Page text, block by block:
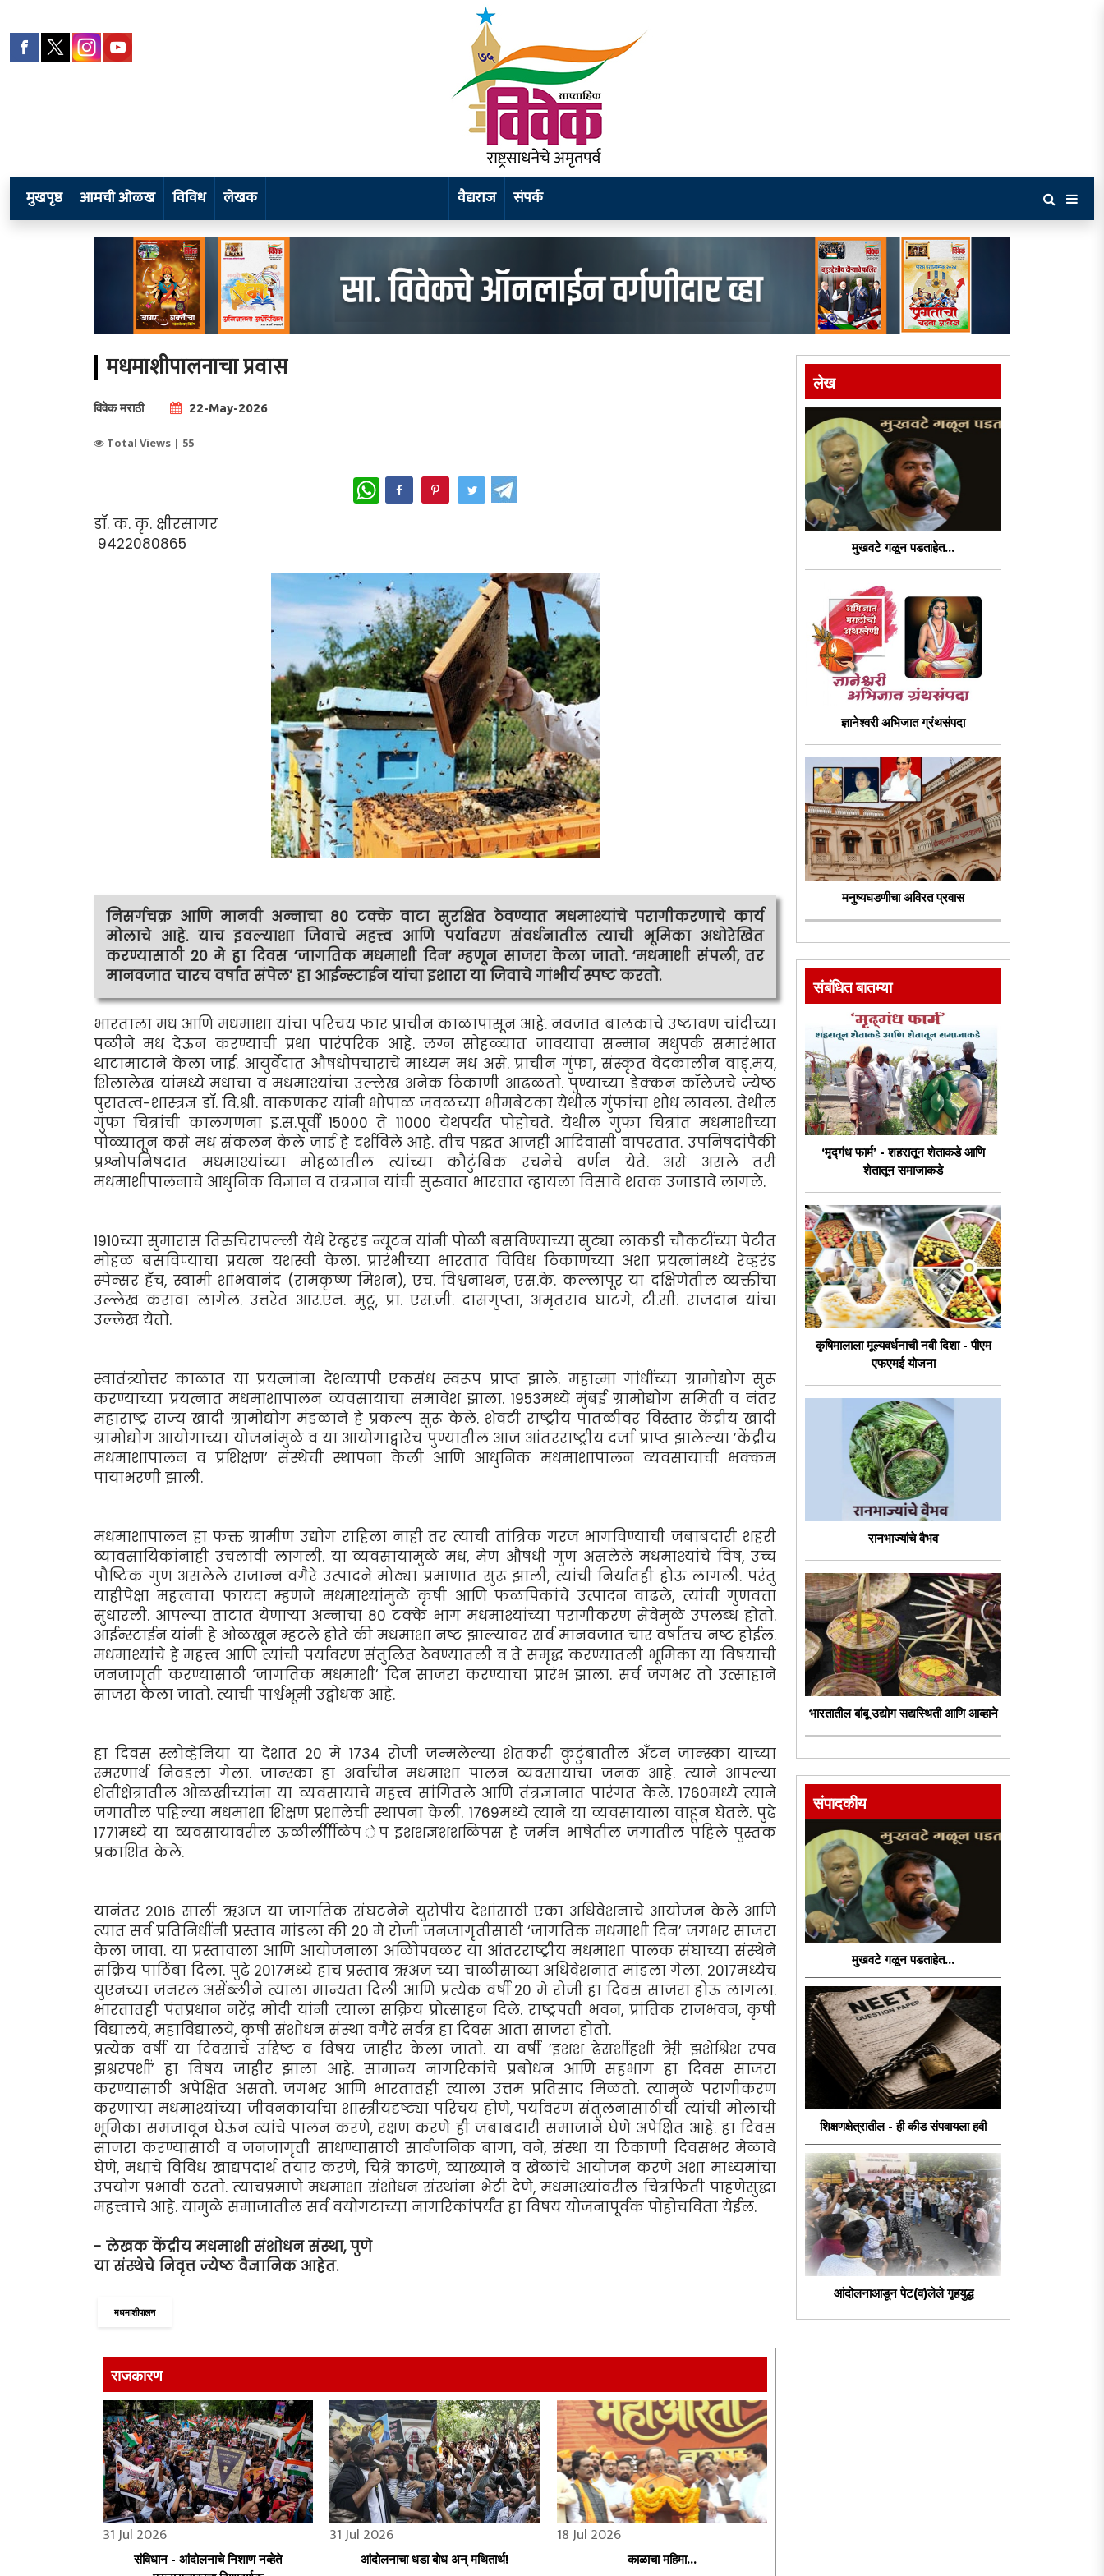
मुखपृष्ठ आमची ओळख विविध लेखक वैद्यराज संपर्क
मधमाशीपालनाचा प्रवास
विवेक मराठी 22-May-2026
Total Views | 55
WhatsApp
डॉ. क. कृ. क्षीरसागर
9422080865
निसर्गचक्र आणि मानवी अन्नाचा 80 टक्के वाटा सुरक्षित ठेवण्यात मधमाश्यांचे परागीकरणाचे कार्य
मोलाचे आहे. याच इवल्याशा जिवाचे महत्त्व आणि पर्यावरण संवर्धनातील त्याची भूमिका अधोरेखित
करण्यासाठी 20 मे हा दिवस ‘जागतिक मधमाशी दिन’ म्हणून साजरा केला जातो. ‘मधमाशी संपली, तर
मानवजात चारच वर्षांत संपेल’ हा आईन्स्टाईन यांचा इशारा या जिवाचे गांभीर्य स्पष्ट करतो.
भारताला मध आणि मधमाशा यांचा परिचय फार प्राचीन काळापासून आहे. नवजात बालकाचे उष्टावण चांदीच्या
पळीने मध देऊन करण्याची प्रथा पारंपरिक आहे. लग्न सोहळ्यात जावयाचा सन्मान मधुपर्क समारंभात
थाटामाटाने केला जाई. आयुर्वेदात औषधोपचाराचे माध्यम मध असे. प्राचीन गुंफा, संस्कृत वेदकालीन वाड्.मय,
शिलालेख यांमध्ये मधाचा व मधमाश्यांचा उल्लेख अनेक ठिकाणी आढळतो. पुण्याच्या डेक्कन कॉलेजचे ज्येष्ठ
पुरातत्व-शास्त्रज्ञ डॉ. वि.श्री. वाकणकर यांनी भोपाळ जवळच्या भीमबेटका येथील गुंफांचा शोध लावला. तेथील
गुंफा चित्रांची कालगणना इ.स.पूर्वी 15000 ते 11000 येथपर्यंत पोहोचते. येथील गुंफा चित्रांत मधमाशीच्या
पोळ्यातून कसे मध संकलन केले जाई हे दर्शविले आहे. तीच पद्धत आजही आदिवासी वापरतात. उपनिषदांपैकी
प्रश्नोपनिषदात मधमाश्यांंच्या मोहळातील त्यांच्या कौटुंबिक रचनेचे वर्णन येते. असे असले तरी
मधमाशीपालनाचे आधुनिक विज्ञान व तंत्रज्ञान यांची सुरुवात भारतात व्हायला विसावे शतक उजाडावे लागले.
1910च्या सुमारास तिरुचिरापल्ली येथे रेव्हरंड न्यूटन यांनी पोळी बसविण्याच्या सुट्या लाकडी चौकटींच्या पेटीत
मोहळ बसविण्याचा प्रयत्न यशस्वी केला. प्रारंभीच्या भारतात विविध ठिकाणच्या अशा प्रयत्नांमध्ये रेव्हरंड
स्पेन्सर हॅच, स्वामी शांभवानंद (रामकृष्ण मिशन), एच. विश्वनाथन, एस.के. कल्लापूर या दक्षिणेतील व्यक्तींचा
उल्लेख करावा लागेल. उत्तरेत आर.एन. मुटू, प्रा. एस.जी. दासगुप्ता, अमृतराव घाटगे, टी.सी. राजदान यांचा
उल्लेख येतो.
स्वातंत्र्योत्तर काळात या प्रयत्नांना देशव्यापी एकसंध स्वरूप प्राप्त झाले. महात्मा गांधींच्या ग्रामोद्योग सुरू
करण्याच्या प्रयत्नात मधमाशापालन व्यवसायाचा समावेश झाला. 1953मध्ये मुंबई ग्रामोद्योग समिती व नंतर
महाराष्ट्र राज्य खादी ग्रामोद्योग मंडळाने हे प्रकल्प सुरू केले. शेवटी राष्ट्रीय पातळीवर विस्तार केंद्रीय खादी
ग्रामोद्योग आयोगाच्या योजनांमुळे व या आयोगाद्वारेच पुण्यातील आज आंतरराष्ट्रीय दर्जा प्राप्त झालेल्या ’केंद्रीय
मधमाशापालन व प्रशिक्षण’ संस्थेची स्थापना केली आणि आधुनिक मधमाशापालन व्यवसायाची भक्कम
पायाभरणी झाली.
मधमाशापालन हा फक्त ग्रामीण उद्योग राहिला नाही तर त्याची तांत्रिक गरज भागविण्याची जबाबदारी शहरी
व्यावसायिकांनाही उचलावी लागली. या व्यवसायामुळे मध, मेण औषधी गुण असलेले मधमाश्यांचे विष, उच्च
पौष्टिक गुण असलेले राजान्न वगैरे उत्पादने मोठ्या प्रमाणात सुरू झाली, त्यांची निर्यातही होऊ लागली. परंतु
याहीपेक्षा महत्त्वाचा फायदा म्हणजे मधमाश्यांमुळे कृषी आणि फळपिकांचे उत्पादन वाढले, त्यांची गुणवत्ता
सुधारली. आपल्या ताटात येणार्‍या अन्नाचा 80 टक्के भाग मधमाश्यांच्या परागीकरण सेवेमुळे उपलब्ध होतो.
आईन्स्टाईन यांनी हे ओळखून म्हटले होते की मधमाशा नष्ट झाल्यावर सर्व मानवजात चार वर्षांतच नष्ट होईल.
मधमाश्यांंचे हे महत्त्व आणि त्यांची पर्यावरण संतुलित ठेवण्यातली व ते समृद्ध करण्यातली भूमिका या विषयाची
जनजागृती करण्यासाठी ‘जागतिक मधमाशी’ दिन साजरा करण्याचा प्रारंभ झाला. सर्व जगभर तो उत्साहाने
साजरा केला जातो. त्याची पार्श्वभूमी उद्बोधक आहे.
हा दिवस स्लोव्हेनिया या देशात 20 मे 1734 रोजी जन्मलेल्या शेतकरी कुटुंबातील अँटन जान्स्का याच्या
स्मरणार्थ निवडला गेला. जान्स्का हा अर्वाचीन मधमाशा पालन व्यवसायाचा जनक आहे. त्याने आपल्या
शेतीक्षेत्रातील ओळखीच्यांना या व्यवसायाचे महत्त्व सांगितले आणि तंत्रज्ञानात पारंगत केले. 1760मध्ये त्याने
जगातील पहिल्या मधमाशा शिक्षण प्रशालेची स्थापना केली. 1769मध्ये त्याने या व्यवसायाला वाहून घेतले. पुढे
1771मध्ये या व्यवसायावरील ऊळीर्लीीीळेप ेप इशशज्ञशशळिपस हे जर्मन भाषेतील जगातील पहिले पुस्तक
प्रकाशित केले.
यानंतर 2016 साली ऋअज या जागतिक संघटनेने युरोपीय देशांसाठी एका अधिवेशनाचे आयोजन केले आणि
त्यात सर्व प्रतिनिधींनी प्रस्ताव मांडला की 20 मे रोजी जनजागृतीसाठी ‘जागतिक मधमाशी दिन’ जगभर साजरा
केला जावा. या प्रस्तावाला आणि आयोजनाला अळिोपवळर या आंतरराष्ट्रीय मधमाशा पालक संघाच्या संस्थेने
सक्रिय पाठिंबा दिला. पुढे 2017मध्ये हाच प्रस्ताव ऋअज च्या चाळीसाव्या अधिवेशनात मांडला गेला. 2017मध्येच
युएनच्या जनरल असेंब्लीने त्याला मान्यता दिली आणि प्रत्येक वर्षी 20 मे रोजी हा दिवस साजरा होऊ लागला.
भारतातही पंतप्रधान नरेंद्र मोदी यांनी त्याला सक्रिय प्रोत्साहन दिले. राष्ट्रपती भवन, प्रांतिक राजभवन, कृषी
विद्यालये, महाविद्यालये, कृषी संशोधन संस्था वगैरे सर्वत्र हा दिवस आता साजरा होतो.
प्रत्येक वर्षी या दिवसाचे उद्दिष्ट व विषय जाहीर केला जातो. या वर्षी ’इशश ढेसशींहशी ऋेी झशेश्रिश रपव
झश्ररपशीं’ हा विषय जाहीर झाला आहे. सामान्य नागरिकांचे प्रबोधन आणि सहभाग हा दिवस साजरा
करण्यासाठी अपेक्षित असतो. जगभर आणि भारतातही त्याला उत्तम प्रतिसाद मिळतो. त्यामुळे परागीकरण
करणार्‍या मधमाश्यांच्या जीवनकार्याचा शास्त्रीयदृष्ट्या परिचय होणे, पर्यावरण संतुलनासाठीची त्यांची मोलाची
भूमिका समजावून घेऊन त्यांचे पालन करणे, रक्षण करणे ही जबाबदारी समाजाने घेणे अपेक्षित आहे. हा दिवस
साजरा करण्यासाठी व जनजागृती साधण्यासाठी सार्वजनिक बागा, वने, संस्था या ठिकाणी दिवसभर मेळावे
घेणे, मधाचे विविध खाद्यपदार्थ तयार करणे, चित्रे काढणे, व्याख्याने व खेळांचे आयोजन करणे अशा माध्यमांचा
उपयोग प्रभावी ठरतो. त्याचप्रमाणे मधमाशा संशोधन संस्थांना भेटी देणे, मधमाश्यांवरील चित्रफिती पाहणेसुद्धा
महत्त्वाचे आहे. यामुळे समाजातील सर्व वयोगटाच्या नागरिकांपर्यंत हा विषय योजनापूर्वक पोहोचविता येईल.
- लेखक केंद्रीय मधमाशी संशोधन संस्था, पुणे
या संस्थेचे निवृत्त ज्येष्ठ वैज्ञानिक आहेत.
मधमाशीपालन
राजकारण
31 Jul 2026
संविधान - आंदोलनाचे निशाण नव्हेते
31 Jul 2026
आंदोलनाचा धडा बोध अन् मथितार्थ!
18 Jul 2026
काळाचा महिमा...
लेख
मुखवटे गळून पडताहेत...
ज्ञानेश्वरी अभिजात ग्रंथसंपदा
मनुष्यघडणीचा अविरत प्रवास
संबंधित बातम्या
‘मृद्गंध फार्म’ - शहरातून शेताकडे आणि
शेतातून समाजाकडे
कृषिमालाला मूल्यवर्धनाची नवी दिशा - पीएम
एफएमई योजना
रानभाज्यांचे वैभव
भारतातील बांबू उद्योग सद्यस्थिती आणि आव्हाने
संपादकीय
मुखवटे गळून पडताहेत...
शिक्षणक्षेत्रातील - ही कीड संपवायला हवी
आंदोलनाआडून पेट(व)लेले गृहयुद्ध